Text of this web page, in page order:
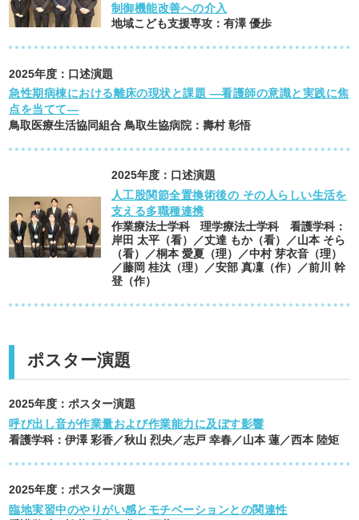
制御機能改善への介入
地域こども支援専攻： 有澤 優歩
2025年度： 口述演題
急性期病棟における離床の現状と課題 ―看護師の意識と実践に焦
点を当てて―
鳥取医療生活協同組合 鳥取生協病院 ：壽村 彰悟
2025年度： 口述演題
人工股関節全置換術後の その人らしい生活を
支える多職種連携
作業療法士学科 理学療法士学科 看護学科 ：
岸田 太平（看）／丈達 もか（看）／山本 そら
（看）／桐本 愛夏（理）／中村 芽衣音（理）
／藤岡 桂汰（理）／安部 真凜（作）／前川 幹
登（作）
ポスター演題
2025年度：ポスター演題
呼び出し音が作業量および作業能力に及ぼす影響
看護学科 ：伊澤 彩香／秋山 烈央／志戸 幸春／山本 蓮／西本 陸矩
2025年度：ポスター演題
臨地実習中のやりがい感とモチベーションとの関連性